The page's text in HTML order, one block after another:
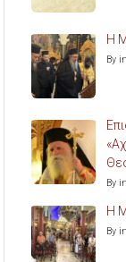
Η
By
By
Η
By